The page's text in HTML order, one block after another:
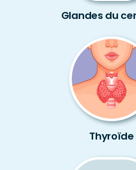
Glandes du
Thyroïde